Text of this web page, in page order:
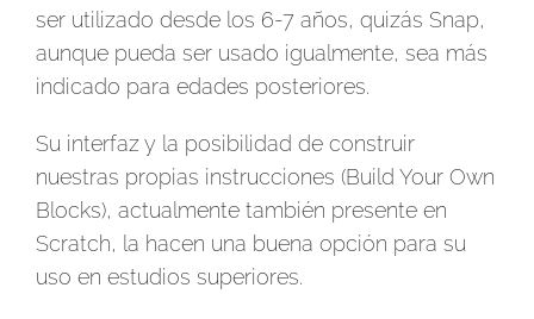
ser utilizado desde los 6-7 años, quizás Snap,
aunque pueda ser usado igualmente, sea más
indicado para edades posteriores.
Su interfaz y la posibilidad de construir
nuestras propias instrucciones (Build Your Own
Blocks), actualmente también presente en
Scratch, la hacen una buena opción para su
uso en estudios superiores.